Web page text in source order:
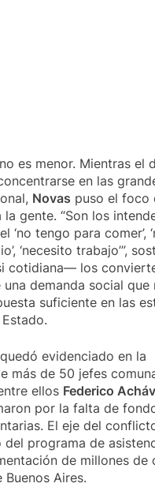
es menor. Mientras el
en las
Novas puso el foco
la gente. “Son los
‘no tengo para comer’,
‘necesito trabajo’”,
cotidiana— los
demanda social que
suficiente en las
evidenciado en la
más de 50 jefes
ellos Federico
por la falta de
El eje del
del programa de
de millones de
Aires.